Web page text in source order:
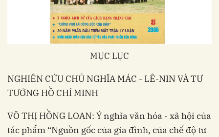
MỤC LỤC
NGHIÊN CỨU CHỦ NGHĨA MÁC - LÊ-NIN VÀ TƯ
TƯỞNG HỒ CHÍ MINH
VÕ THỊ HỒNG LOAN: Ý nghĩa văn hóa - xã hội của
tác phẩm “Nguồn gốc của gia đình, của chế độ tư